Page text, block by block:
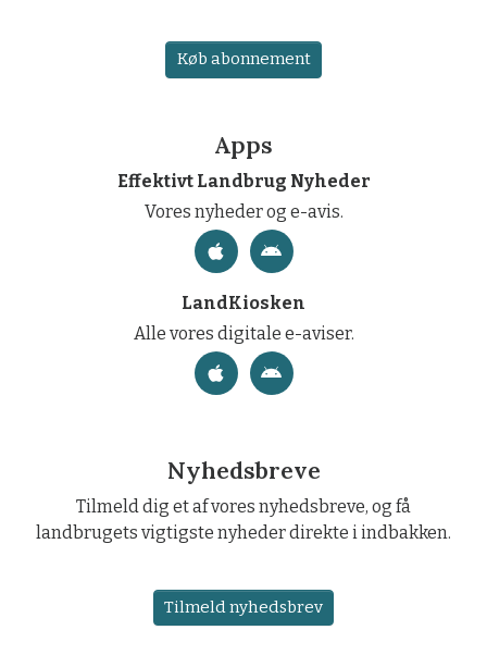
Køb abonnement
Apps
Effektivt Landbrug Nyheder
Vores nyheder og e-avis.
LandKiosken
Alle vores digitale e-aviser.
Nyhedsbreve
Tilmeld dig et af vores nyhedsbreve, og få
landbrugets vigtigste nyheder direkte i indbakken.
Tilmeld nyhedsbrev